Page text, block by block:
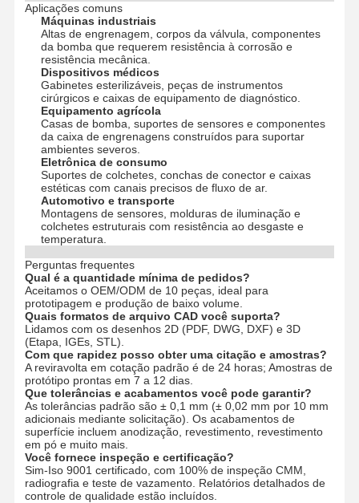
Visita À
Fábrica
Controle De
Qualidade
Contacte-
Nos
Notícias
Casos
Converse
Agora
Fundição de matriz de alumínio
Peças de usinagem CNC
Peças de chapa
fabricação de autopeças
Gabinete de fundição sob pressão
Prototipagem rápida
tratamento de superfícies metálicas
Molde de fundição a óleo
Aplicações comuns
Máquinas industriais
Altas de engrenagem, corpos da válvula, componentes
da bomba que requerem resistência à corrosão e
resistência mecânica.
Dispositivos médicos
Gabinetes esterilizáveis, peças de instrumentos
cirúrgicos e caixas de equipamento de diagnóstico.
Equipamento agrícola
Casas de bomba, suportes de sensores e componentes
da caixa de engrenagens construídos para suportar
ambientes severos.
Eletrônica de consumo
Suportes de colchetes, conchas de conector e caixas
estéticas com canais precisos de fluxo de ar.
Automotivo e transporte
Montagens de sensores, molduras de iluminação e
colchetes estruturais com resistência ao desgaste e
temperatura.
Perguntas frequentes
Qual é a quantidade mínima de pedidos?
Aceitamos o OEM/ODM de 10 peças, ideal para
prototipagem e produção de baixo volume.
Quais formatos de arquivo CAD você suporta?
Lidamos com os desenhos 2D (PDF, DWG, DXF) e 3D
(Etapa, IGEs, STL).
Com que rapidez posso obter uma citação e amostras?
A reviravolta em cotação padrão é de 24 horas; Amostras de
protótipo prontas em 7 a 12 dias.
Que tolerâncias e acabamentos você pode garantir?
As tolerâncias padrão são ± 0,1 mm (± 0,02 mm por 10 mm
adicionais mediante solicitação). Os acabamentos de
superfície incluem anodização, revestimento, revestimento
em pó e muito mais.
Você fornece inspeção e certificação?
Sim-Iso 9001 certificado, com 100% de inspeção CMM,
radiografia e teste de vazamento. Relatórios detalhados de
controle de qualidade estão incluídos.